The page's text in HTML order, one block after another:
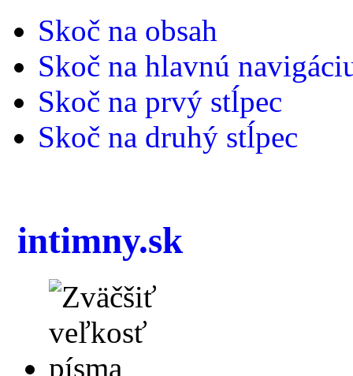
Skoč na obsah
Skoč na hlavnú
Skoč na prvý stĺpec
Skoč na druhý stĺpec
intimny.sk